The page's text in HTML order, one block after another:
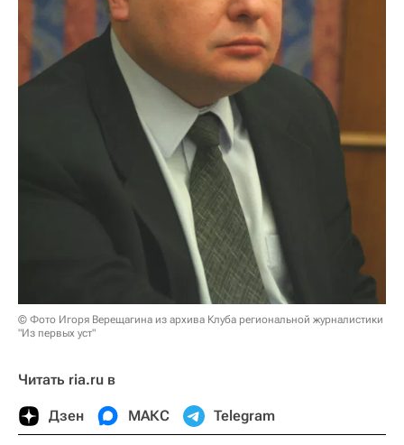
© Фото Игоря Верещагина из архива Клуба региональной журналистики
"Из первых уст"
Читать ria.ru в
Дзен МАКС Telegram